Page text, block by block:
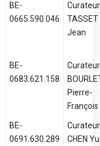
BE-
0665.590.046
TASSET
Jean
BE-
0683.621.158
Pierre-
François
BE-
0691.630.289
CHEN